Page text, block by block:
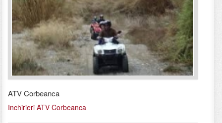
ATV Corbeanca
Inchirieri ATV Corbeanca